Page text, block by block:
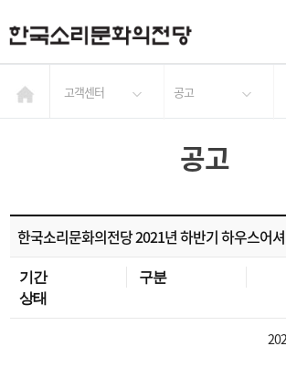
고객센터 공고
공고
한국소리문화의전당 2021년 하반기 하우스어
기간
구분
상태